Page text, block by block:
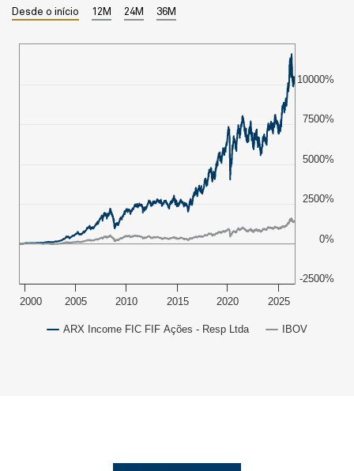
Desde o início 12M 24M 36M
ARX Income FIC FIF Ações - Resp Ltda IBOV
2000 2005 2010 2015 2020 2025
-2500%
0%
2500%
5000%
7500%
10000%